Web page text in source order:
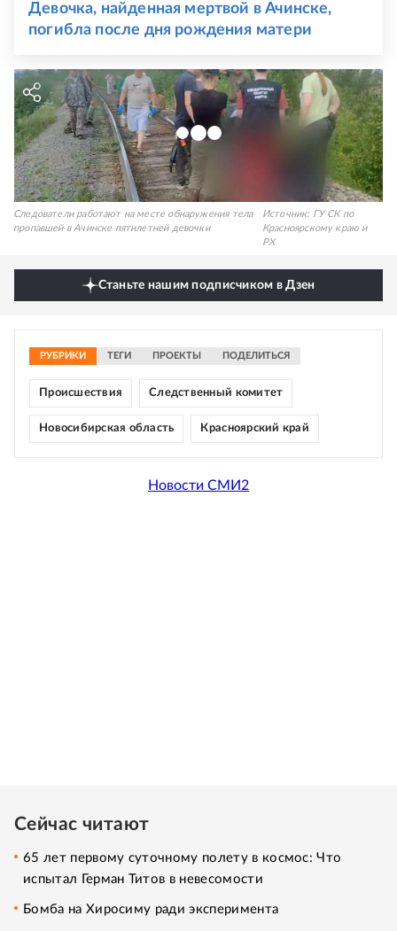
Девочка, найденная мертвой в Ачинске,
погибла после дня рождения матери
Следователи работают на месте обнаружения тела
пропавшей в Ачинске пятилетней девочки
Источник: ГУ СК по
Красноярскому краю и
РХ
Станьте нашим подписчиком в Дзен
РУБРИКИ ТЕГИ ПРОЕКТЫ ПОДЕЛИТЬСЯ
Происшествия Следственный комитет
Новосибирская область Красноярский край
Новости СМИ2
Сейчас читают
65 лет первому суточному полету в космос: Что
испытал Герман Титов в невесомости
Бомба на Хиросиму ради эксперимента